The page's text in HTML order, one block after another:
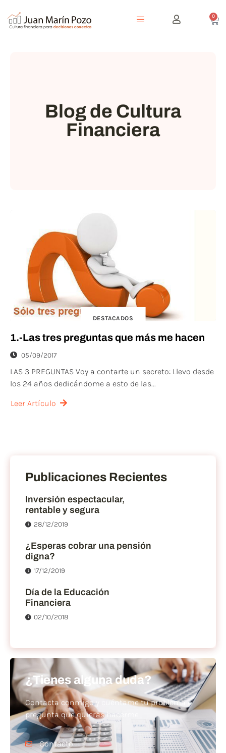
0
Blog de Cultura
Financiera
DESTACADOS
1.-Las tres preguntas que más me hacen
05/09/2017
LAS 3 PREGUNTAS Voy a contarte un secreto: Llevo desde
los 24 años dedicándome a esto de las...
Leer Artículo
Publicaciones Recientes
Inversión espectacular,
rentable y segura
28/12/2019
¿Esperas cobrar una pensión
digna?
17/12/2019
Día de la Educación
Financiera
02/10/2018
¿Tienes alguna duda?
Contacta conmigo y cuéntame tu problema o
pregunta que quieras hacerme
Contacto